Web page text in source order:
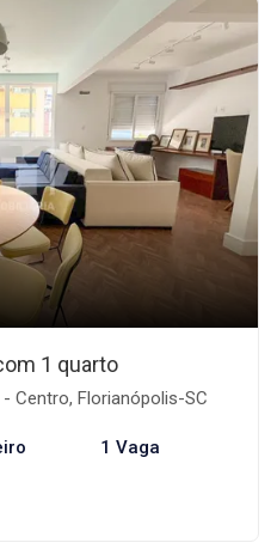
1 quarto
Centro, Florianópolis-SC
1 Vaga